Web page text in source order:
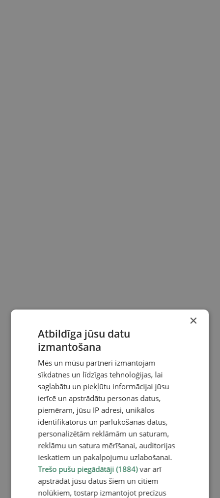
×
Atbildīga jūsu datu
izmantošana
Mēs un mūsu partneri izmantojam
sīkdatnes un līdzīgas tehnoloģijas, lai
saglabātu un piekļūtu informācijai jūsu
ierīcē un apstrādātu personas datus,
piemēram, jūsu IP adresi, unikālos
identifikatorus un pārlūkošanas datus,
personalizētām reklāmām un saturam,
reklāmu un satura mērīšanai, auditorijas
ieskatiem un pakalpojumu uzlabošanai.
Trešo pušu piegādātāji (1884)var arī
apstrādāt jūsu datus šiem un citiem
nolūkiem, tostarp izmantojot precīzus